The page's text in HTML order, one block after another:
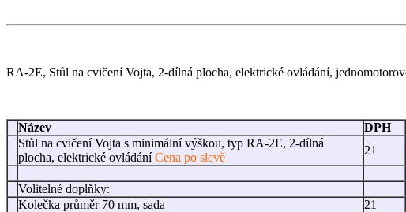
RA-2E, Stůl na cvičení Vojta, 2-dílná plocha, elektrické ovládání,
Název DPH
Stůl na cvičení Vojta s minimální výškou, typ RA-2E, 2-dílná
plocha, elektrické ovládáníCena po slevě
21
Volitelné doplňky:
Kolečka průměr 70 mm, sada
21